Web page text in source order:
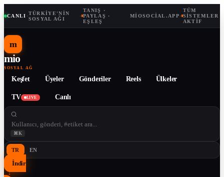
CANLI ·TÜRKIYE'NIN
SOSYAL AĞI
·
TANIŞ ·
PAYLAŞ ·
EŞLEŞ
MIOSOCIAL.APP·
TÜM
SISTEMLER
AKTIF
m
mio
SOSYAL AĞ
Keşfet Üyeler Gönderiler Reels Ülkeler
TV LIVE Canlı
⌘K
TR EN
İndir
↓